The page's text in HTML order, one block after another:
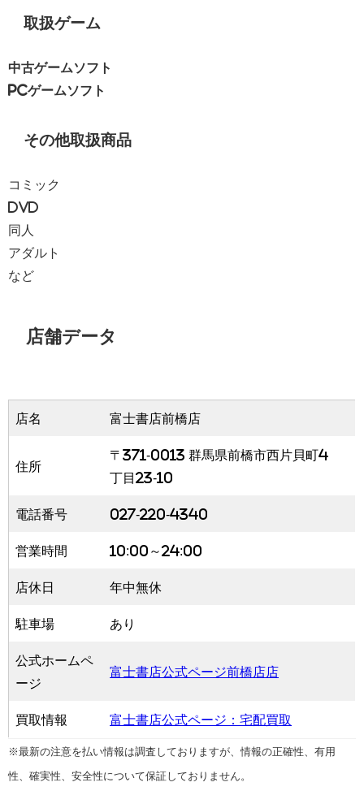
取扱ゲーム
中古ゲームソフト
PCゲームソフト
その他取扱商品
コミック
DVD
同人
アダルト
など
店舗データ
店名 富士書店前橋店
住所
〒371-0013 群馬県前橋市西片貝町4
丁目23-10
電話番号 027-220-4340
営業時間 10:00～24:00
店休日 年中無休
駐車場 あり
公式ホームペ
ージ
富士書店公式ページ前橋店店
買取情報 富士書店公式ページ：宅配買取
※最新の注意を払い情報は調査しておりますが、情報の正確性、有用
性、確実性、安全性について保証しておりません。